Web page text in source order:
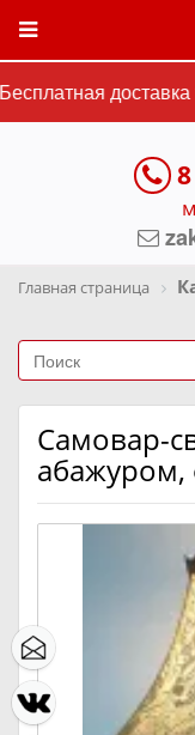
доставка
8
Главная страница
Самовар-